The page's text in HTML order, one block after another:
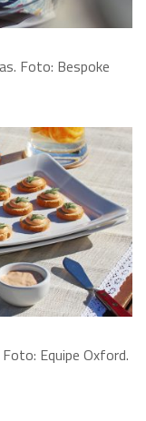
Foto: Bespoke
Equipe Oxford.